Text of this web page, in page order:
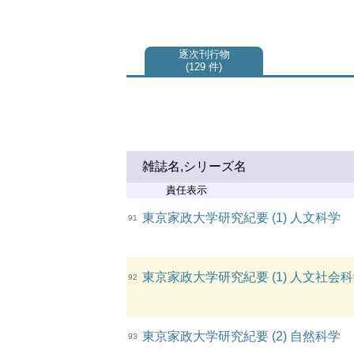
逐次刊行物
129 件
雑誌名,シリーズ名
責任表示
91 東京家政大学研究紀要 (1) 人文科学
92 東京家政大学研究紀要 (1) 人文社会
93 東京家政大学研究紀要 (2) 自然科学